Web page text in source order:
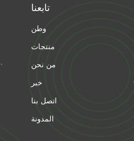
تابعنا
وطن
منتجات
من نحن
خبر
اتصل بنا
المدونة